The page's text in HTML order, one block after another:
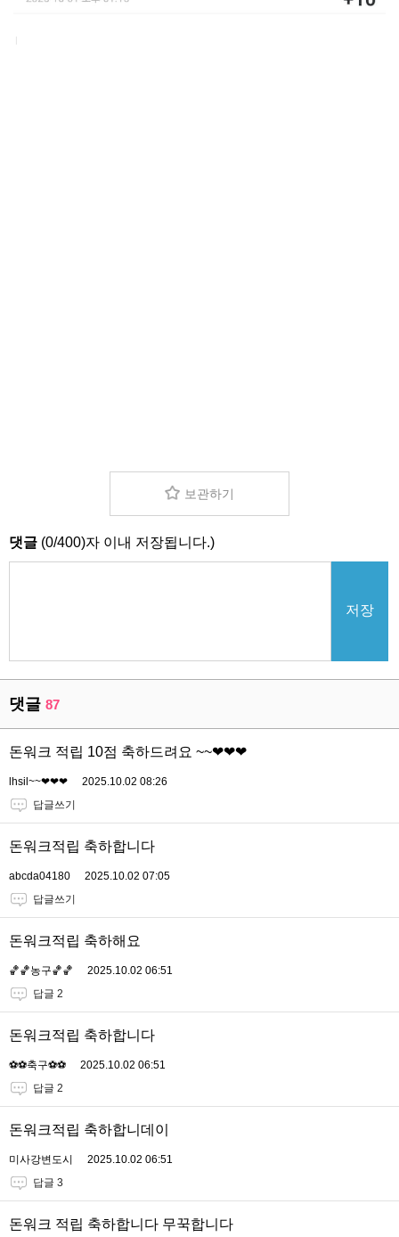
보관하기
댓글 (0/400)자 이내 저장됩니다.)
저장
댓글 87
돈워크 적립 10점 축하드려요 ~~❤❤❤
lhsil~~❤❤❤
2025.10.02 08:26
답글쓰기
돈워크적립 축하합니다
abcda04180
2025.10.02 07:05
답글쓰기
돈워크적립 축하해요
🏀🏀농구🏀🏀
2025.10.02 06:51
답글 2
돈워크적립 축하합니다
⚽️⚽️축구⚽️⚽️
2025.10.02 06:51
답글 2
돈워크적립 축하합니데이
미사강변도시
2025.10.02 06:51
답글 3
돈워크 적립 축하합니다 무꾹합니다